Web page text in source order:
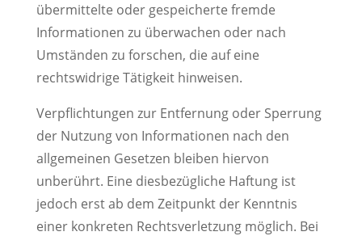
übermittelte oder gespeicherte fremde
Informationen zu überwachen oder nach
Umständen zu forschen, die auf eine
rechtswidrige Tätigkeit hinweisen.
Verpflichtungen zur Entfernung oder Sperrung
der Nutzung von Informationen nach den
allgemeinen Gesetzen bleiben hiervon
unberührt. Eine diesbezügliche Haftung ist
jedoch erst ab dem Zeitpunkt der Kenntnis
einer konkreten Rechtsverletzung möglich. Bei